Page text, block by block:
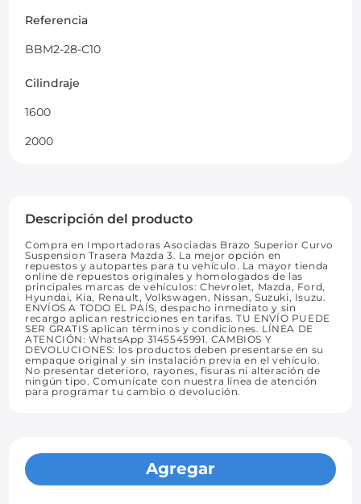
Referencia
BBM2-28-C10
Cilindraje
1600
2000
Descripción del producto
Compra en Importadoras Asociadas Brazo Superior Curvo
Suspension Trasera Mazda 3. La mejor opción en
repuestos y autopartes para tu vehículo. La mayor tienda
online de repuestos originales y homologados de las
principales marcas de vehículos: Chevrolet, Mazda, Ford,
Hyundai, Kia, Renault, Volkswagen, Nissan, Suzuki, Isuzu.
ENVÍOS A TODO EL PAÍS, despacho inmediato y sin
recargo aplican restricciones en tarifas. TU ENVÍO PUEDE
SER GRATIS aplican términos y condiciones. LÍNEA DE
ATENCIÓN: WhatsApp 3145545991. CAMBIOS Y
DEVOLUCIONES: los productos deben presentarse en su
empaque original y sin instalación previa en el vehículo.
No presentar deterioro, rayones, fisuras ni alteración de
ningún tipo. Comunícate con nuestra línea de atención
para programar tu cambio o devolución.
Agregar